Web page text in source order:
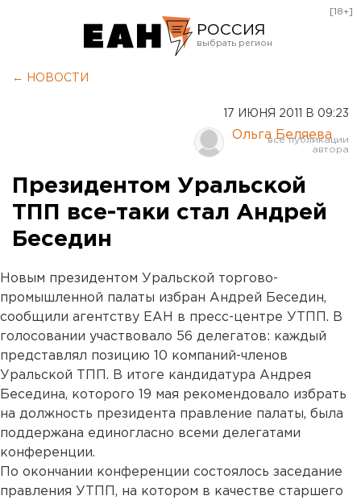
РОССИЯ
Курган
Оренбург
[18+]
← НОВОСТИ
17 ИЮНЯ 2011 В 09:23
Ольга Беляева
Президентом Уральской
ТПП все-таки стал Андрей
Беседин
Новым президентом Уральской торгово-
промышленной палаты избран Андрей Беседин,
сообщили агентству ЕАН в пресс-центре УТПП. В
голосовании участвовало 56 делегатов: каждый
представлял позицию 10 компаний-членов
Уральской ТПП. В итоге кандидатура Андрея
Беседина, которого 19 мая рекомендовало избрать
на должность президента правление палаты, была
поддержана единогласно всеми делегатами
конференции.
По окончании конференции состоялось заседание
правления УТПП, на котором в качестве старшего